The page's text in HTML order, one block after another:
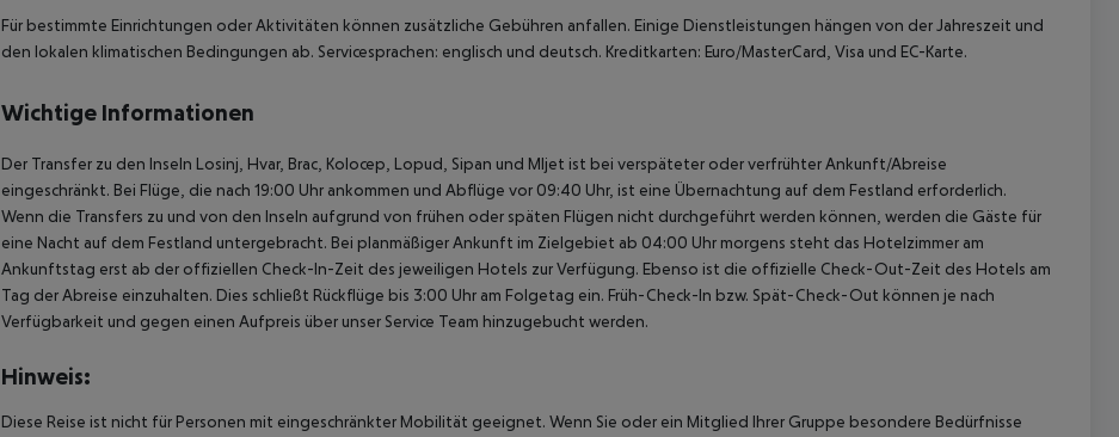
Für bestimmte Einrichtungen oder Aktivitäten können zusätzliche Gebühren anfallen. Einige Dienstleistungen hängen von der Jahreszeit und
den lokalen klimatischen Bedingungen ab. Servicesprachen: englisch und deutsch. Kreditkarten: Euro/MasterCard, Visa und EC-Karte.
Wichtige Informationen
Der Transfer zu den Inseln Losinj, Hvar, Brac, Kolocep, Lopud, Sipan und Mljet ist bei verspäteter oder verfrühter Ankunft/Abreise
eingeschränkt. Bei Flüge, die nach 19:00 Uhr ankommen und Abflüge vor 09:40 Uhr, ist eine Übernachtung auf dem Festland erforderlich.
Wenn die Transfers zu und von den Inseln aufgrund von frühen oder späten Flügen nicht durchgeführt werden können, werden die Gäste für
eine Nacht auf dem Festland untergebracht. Bei planmäßiger Ankunft im Zielgebiet ab 04:00 Uhr morgens steht das Hotelzimmer am
Ankunftstag erst ab der offiziellen Check-In-Zeit des jeweiligen Hotels zur Verfügung. Ebenso ist die offizielle Check-Out-Zeit des Hotels am
Tag der Abreise einzuhalten. Dies schließt Rückflüge bis 3:00 Uhr am Folgetag ein. Früh-Check-In bzw. Spät-Check-Out können je nach
Verfügbarkeit und gegen einen Aufpreis über unser Service Team hinzugebucht werden.
Hinweis:
Diese Reise ist nicht für Personen mit eingeschränkter Mobilität geeignet. Wenn Sie oder ein Mitglied Ihrer Gruppe besondere Bedürfnisse